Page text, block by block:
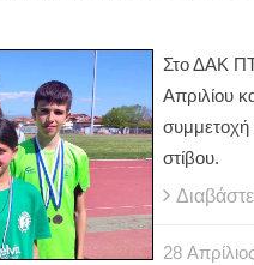
Στο ΔΑΚ
Απριλίου
στίβου.
28 Απρίλιος